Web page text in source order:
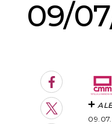
09/
Facebook
Twitter